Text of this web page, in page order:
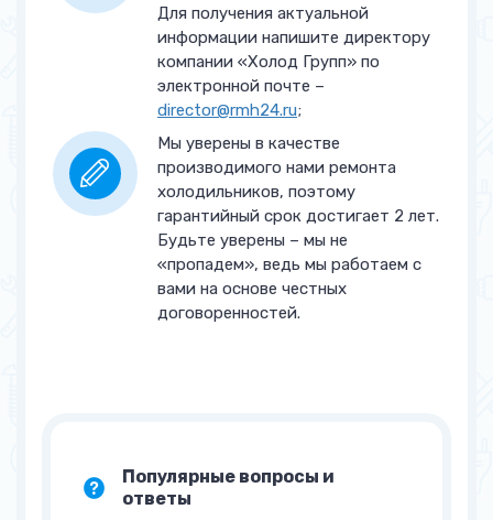
Для получения актуальной
информации напишите директору
компании «Холод Групп» по
электронной почте –
director@rmh24.ru;
Мы уверены в качестве
производимого нами ремонта
холодильников, поэтому
гарантийный срок достигает 2 лет.
Будьте уверены – мы не
«пропадем», ведь мы работаем с
вами на основе честных
договоренностей.
Популярные вопросы и
ответы